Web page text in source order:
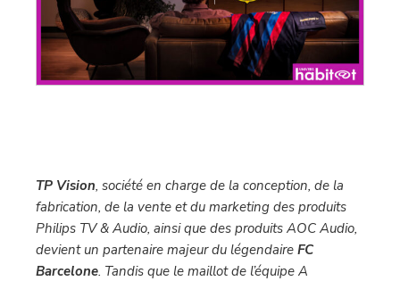
TP Vision, société en charge de la conception, de la
fabrication, de la vente et du marketing des produits
Philips TV & Audio, ainsi que des produits AOC Audio,
devient un partenaire majeur du légendaire FC
Barcelone. Tandis que le maillot de l’équipe A